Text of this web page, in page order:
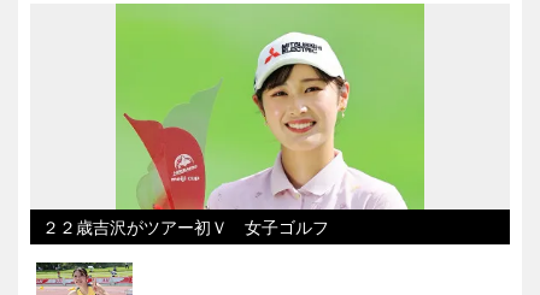
２２歳吉沢がツアー初Ｖ 女子ゴルフ